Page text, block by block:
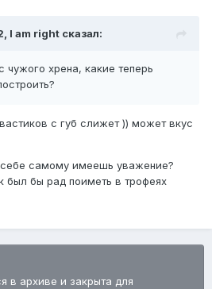
I am right сказал:
хрена, какие теперь
с губ слижет )) может вкус
себе самому имеешь уважение?
был бы рад поиметь в трофеях
в архиве и закрыта для